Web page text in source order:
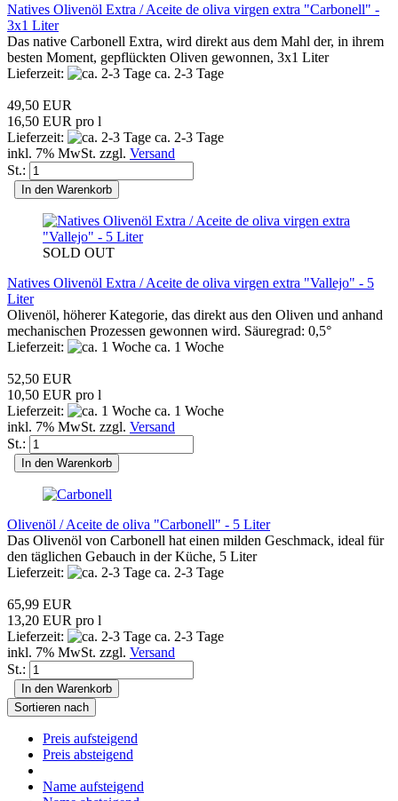
Natives Olivenöl Extra / Aceite de oliva virgen extra "Carbonell" -
3x1 Liter
Das native Carbonell Extra, wird direkt aus dem Mahl der, in ihrem
besten Moment, gepflückten Oliven gewonnen, 3x1 Liter
Lieferzeit:
ca. 2-3 Tage
49,50 EUR
16,50 EUR pro l
Lieferzeit:
ca. 2-3 Tage
inkl. 7% MwSt. zzgl. Versand
St.:
In den Warenkorb
SOLD OUT
Natives Olivenöl Extra / Aceite de oliva virgen extra "Vallejo" - 5
Liter
Olivenöl, höherer Kategorie, das direkt aus den Oliven und anhand
mechanischen Prozessen gewonnen wird. Säuregrad: 0,5°
Lieferzeit:
ca. 1 Woche
52,50 EUR
10,50 EUR pro l
Lieferzeit:
ca. 1 Woche
inkl. 7% MwSt. zzgl. Versand
St.:
In den Warenkorb
Olivenöl / Aceite de oliva "Carbonell" - 5 Liter
Das Olivenöl von Carbonell hat einen milden Geschmack, ideal für
den täglichen Gebauch in der Küche, 5 Liter
Lieferzeit:
ca. 2-3 Tage
65,99 EUR
13,20 EUR pro l
Lieferzeit:
ca. 2-3 Tage
inkl. 7% MwSt. zzgl. Versand
St.:
In den Warenkorb
Sortieren nach
Preis aufsteigend
Preis absteigend
Name aufsteigend